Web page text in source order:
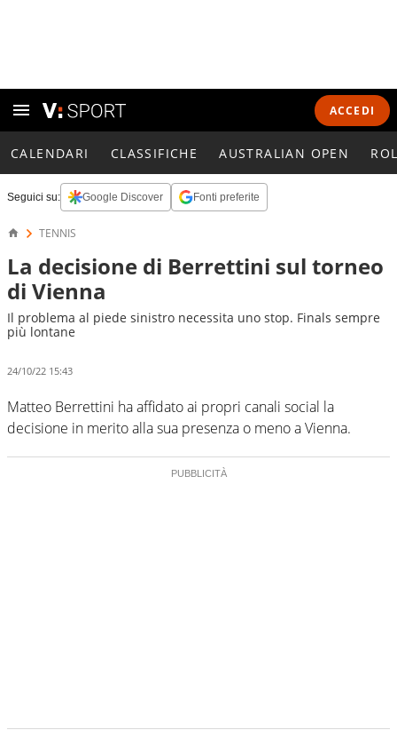
ACCEDI
CALENDARI CLASSIFICHE AUSTRALIAN OPEN
Seguici su: Google Discover Fonti preferite
TENNIS
La decisione di Berrettini sul torneo
di Vienna
Il problema al piede sinistro necessita uno stop. Finals sempre
più lontane
24/10/22 15:43
Matteo Berrettini ha affidato ai propri canali social la
decisione in merito alla sua presenza o meno a Vienna.